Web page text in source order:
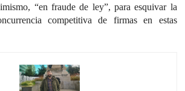
“en fraude de ley”, para esquivar la
competitiva de firmas en estas